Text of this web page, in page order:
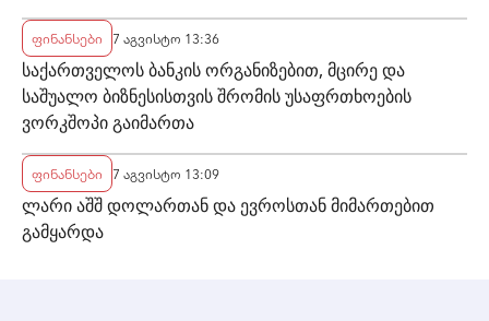
ფინანსები 7 აგვისტო 13:36
საქართველოს ბანკის ორგანიზებით, მცირე და
საშუალო ბიზნესისთვის შრომის უსაფრთხოების
ვორკშოპი გაიმართა
ფინანსები 7 აგვისტო 13:09
ლარი აშშ დოლართან და ევროსთან მიმართებით
გამყარდა